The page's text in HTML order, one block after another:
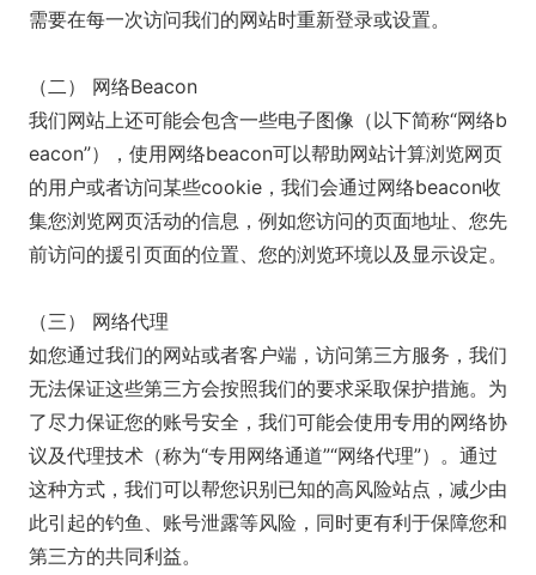
需要在每一次访问我们的网站时重新登录或设置。
（二） 网络Beacon
我们网站上还可能会包含一些电子图像（以下简称“网络b
eacon”），使用网络beacon可以帮助网站计算浏览网页
的用户或者访问某些cookie，我们会通过网络beacon收
集您浏览网页活动的信息，例如您访问的页面地址、您先
前访问的援引页面的位置、您的浏览环境以及显示设定。
（三） 网络代理
如您通过我们的网站或者客户端，访问第三方服务，我们
无法保证这些第三方会按照我们的要求采取保护措施。为
了尽力保证您的账号安全，我们可能会使用专用的网络协
议及代理技术（称为“专用网络通道”“网络代理”）。通过
这种方式，我们可以帮您识别已知的高风险站点，减少由
此引起的钓鱼、账号泄露等风险，同时更有利于保障您和
第三方的共同利益。